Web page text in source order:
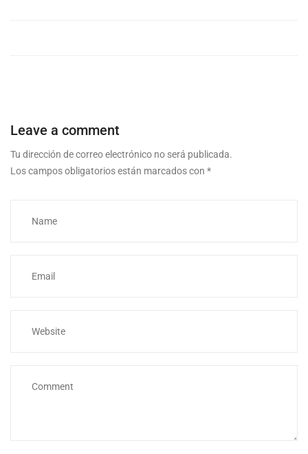
Leave a comment
Tu dirección de correo electrónico no será publicada.
Los campos obligatorios están marcados con *